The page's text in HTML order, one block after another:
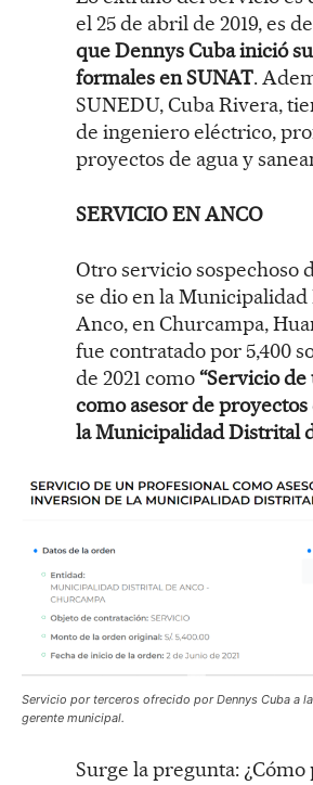
el 25 de abril de 2019, es
que Dennys Cuba inició
formales en SUNAT.
SUNEDU, Cuba Rivera,
de ingeniero eléctrico,
proyectos de agua y
SERVICIO EN ANCO
Otro servicio sospechoso
se dio en la
Anco, en Churcampa,
fue contratado por 5,400
de 2021 como“Servicio
como asesor de
la Municipalidad Distrital
Servicio por terceros ofrecido por Dennys Cuba a
gerente municipal.
Surge la pregunta: ¿Cómo